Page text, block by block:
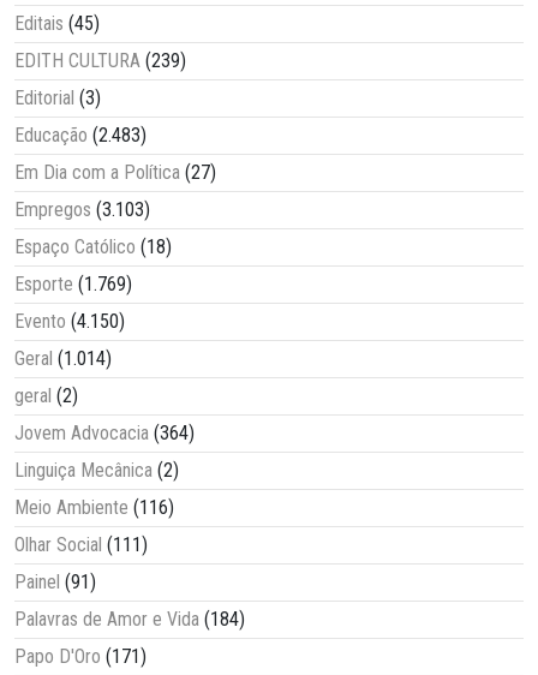
Editais (45)
EDITH CULTURA (239)
Editorial (3)
Educação (2.483)
Em Dia com a Política (27)
Empregos (3.103)
Espaço Católico (18)
Esporte (1.769)
Evento (4.150)
Geral (1.014)
geral (2)
Jovem Advocacia (364)
Linguiça Mecânica (2)
Meio Ambiente (116)
Olhar Social (111)
Painel (91)
Palavras de Amor e Vida (184)
Papo D'Oro (171)